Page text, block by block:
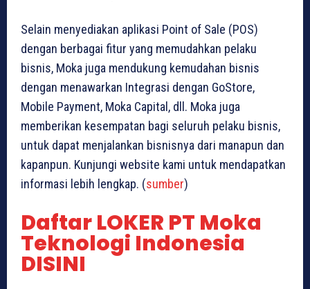
Selain menyediakan aplikasi Point of Sale (POS)
dengan berbagai fitur yang memudahkan pelaku
bisnis, Moka juga mendukung kemudahan bisnis
dengan menawarkan Integrasi dengan GoStore,
Mobile Payment, Moka Capital, dll. Moka juga
memberikan kesempatan bagi seluruh pelaku bisnis,
untuk dapat menjalankan bisnisnya dari manapun dan
kapanpun. Kunjungi website kami untuk mendapatkan
informasi lebih lengkap. (sumber)
Daftar LOKER PT Moka
Teknologi Indonesia
DISINI